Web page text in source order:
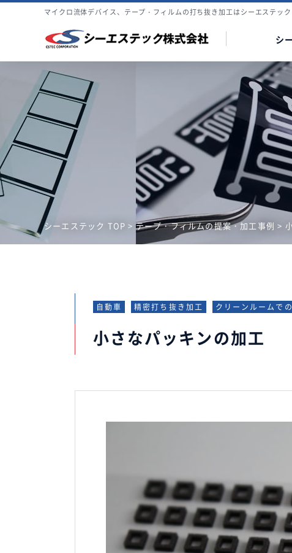
マイクロ流体デバイス、テープ・フィルムの打ち抜き加工はシーエステック
シ
シーエステック TOP >テープ・フィルムの提案・加工事例 >
自動車 精密打ち抜き加工 クリーンルームで
小さなパッキンの加工